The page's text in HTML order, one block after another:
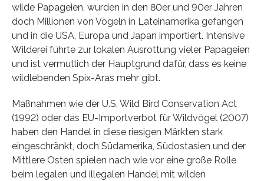
wilde Papageien, wurden in den 80er und 90er Jahren
doch Millionen von Vögeln in Lateinamerika gefangen
und in die USA, Europa und Japan importiert. Intensive
Wilderei führte zur lokalen Ausrottung vieler Papageien
und ist vermutlich der Hauptgrund dafür, dass es keine
wildlebenden Spix-Aras mehr gibt.
Maßnahmen wie der U.S. Wild Bird Conservation Act
(1992) oder das EU-Importverbot für Wildvögel (2007)
haben den Handel in diese riesigen Märkten stark
eingeschränkt, doch Südamerika, Südostasien und der
Mittlere Osten spielen nach wie vor eine große Rolle
beim legalen und illegalen Handel mit wilden